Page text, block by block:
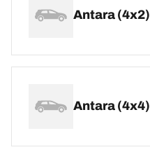
Antara (4x2)
Antara (4x4)